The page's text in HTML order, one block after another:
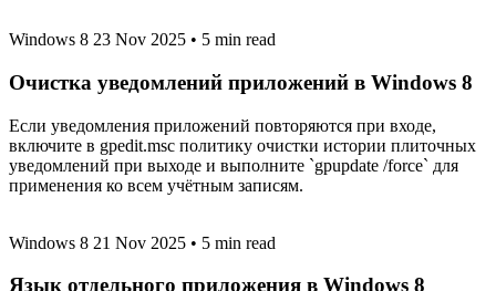
Windows 8 23 Nov 2025 • 5 min read
Очистка уведомлений приложений в Windows 8
Если уведомления приложений повторяются при входе,
включите в gpedit.msc политику очистки истории плиточных
уведомлений при выходе и выполните `gpupdate /force` для
применения ко всем учётным записям.
Windows 8 21 Nov 2025 • 5 min read
Язык отдельного приложения в Windows 8